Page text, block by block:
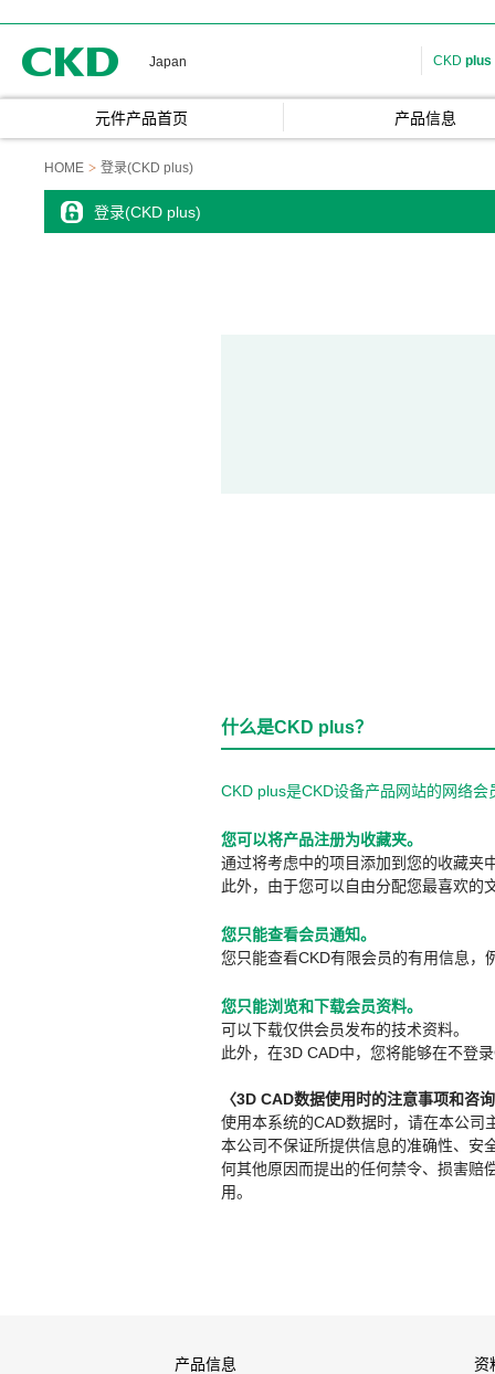
Japan CKD plus
元件产品首页 产品信息
HOME 登录(CKD plus)
登录(CKD plus)
什么是CKD plus？
CKD plus是CKD设备产品网站的网络
您可以将产品注册为收藏夹。
通过将考虑中的项目添加到您的收藏夹
此外，由于您可以自由分配您最喜欢的
您只能查看会员通知。
您只能查看CKD有限会员的有用信息，
您只能浏览和下载会员资料。
可以下载仅供会员发布的技术资料。
此外，在3D CAD中，您将能够在不登
〈3D CAD数据使用时的注意事项和咨
使用本系统的CAD数据时，请在本公司
本公司不保证所提供信息的准确性、安
何其他原因而提出的任何禁令、损害赔
用。
产品信息 资